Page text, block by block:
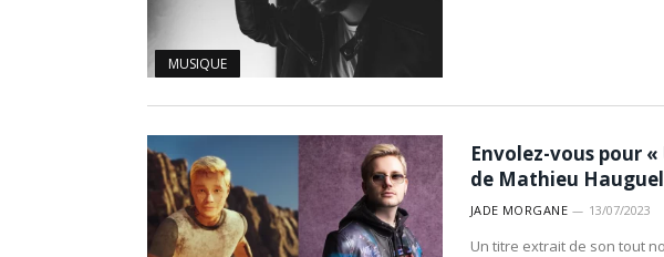
MUSIQUE
Envolez-vous pour
de Mathieu Hauguel
JADE MORGANE 13/07/2023
Un titre extrait de son tout